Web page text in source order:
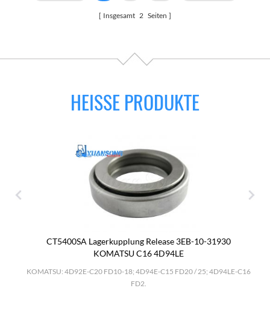
Insgesamt 2 Seiten
HEISSE PRODUKTE
CT5400SA Lagerkupplung Release 3EB-10-31930
KOMATSU C16 4D94LE
KOMATSU: 4D92E-C20 FD10-18; 4D94E-C15 FD20 / 25; 4D94LE-C16
FD2.